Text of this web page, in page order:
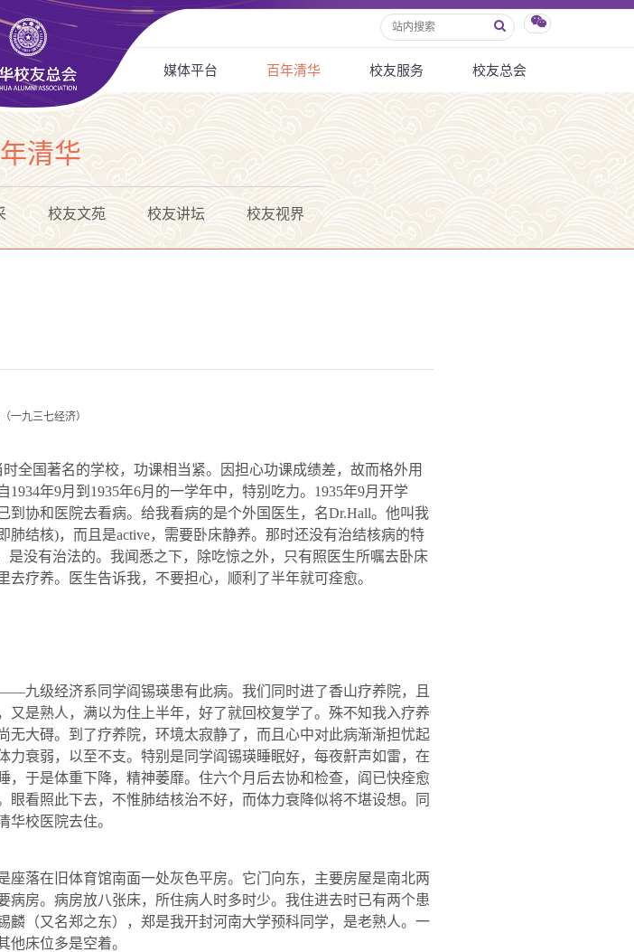
媒体平台 百年清华 校友服务 校友总会
清华
校友文苑 校友讲坛 校友视界
一九三七经济）
全国著名的学校，功课相当紧。因担心功课成绩差，故而格外用
1934年9月到 1935年6月的一学年中，特别吃力。 1935年9月开学
到协和医院去看病。给我看病的是个外国医生，名Dr.Hall。他叫我
即肺结核)，而且是active，需要卧床静养。那时还没有治结核病的特
没有治法的。我闻悉之下，除吃惊之外，只有照医生所嘱去卧床
疗养。医生告诉我，不要担心，顺利了半年就可痊愈。
九级经济系同学阎锡瑛患有此病。我们同时进了香山疗养院，且
是熟人，满以为住上半年，好了就回校复学了。殊不知我入疗养
无大碍。到了疗养院，环境太寂静了，而且心中对此病渐渐担忧起
衰弱，以至不支。特别是同学阎锡瑛睡眠好，每夜鼾声如雷，在
于是体重下降，精神萎靡。住六个月后去协和检查，阎已快痊愈
看照此下去，不惟肺结核治不好，而体力衰降似将不堪设想。同
华校医院去住。
座落在旧体育馆南面一处灰色平房。它门向东，主要房屋是南北两
房。病房放八张床，所住病人时多时少。我住进去时已有两个患
（又名郑之东），郑是我开封河南大学预科同学，是老熟人。一
床位多是空着。